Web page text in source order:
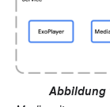
Abbildung